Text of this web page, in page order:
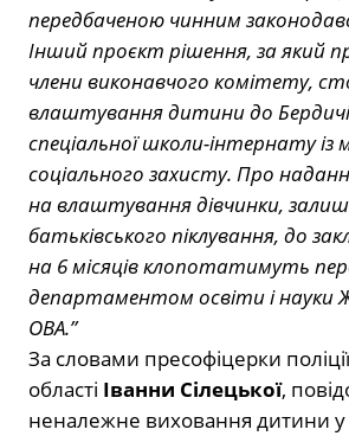
передбаченою чинним
Інший проєкт рішення, за який
члени виконавчого комітету,
влаштування дитини до
спеціальної школи-інтернату
соціального захисту. Про
на влаштування дівчинки,
батьківського піклування, до
на 6 місяців клопотатимуть
департаментом освіти і науки
ОВА.”
За словами пресофіцерки
області Іванни Сілецької,
неналежне виховання дитини у